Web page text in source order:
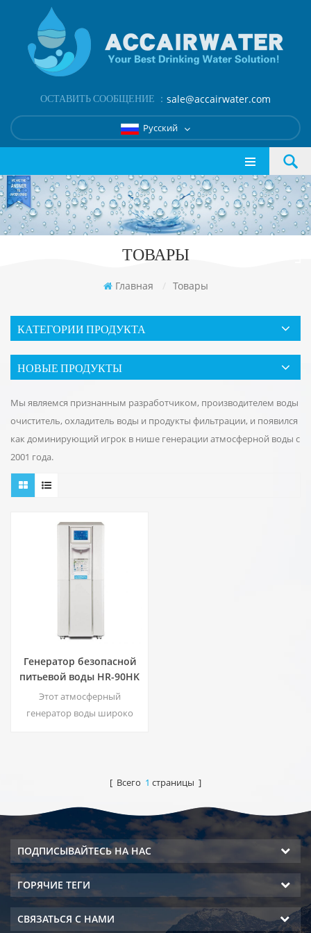
ОСТАВИТЬ СООБЩЕНИЕ ： sale@accairwater.com
Русский
ТОВАРЫ
Главная / Товары
КАТЕГОРИИ ПРОДУКТА
НОВЫЕ ПРОДУКТЫ
Мы являемся признанным разработчиком, производителем воды
очиститель, охладитель воды и продукты фильтрации, и появился
как доминирующий игрок в нише генерации атмосферной воды с
2001 года.
Генератор безопасной
питьевой воды HR-90HK
Этот атмосферный
генератор воды широко
воды. 30 литров в день при
относительной влажности.
[ Всего 1 страницы ]
ПОДПИСЫВАЙТЕСЬ НА НАС
ГОРЯЧИЕ ТЕГИ
СВЯЗАТЬСЯ С НАМИ